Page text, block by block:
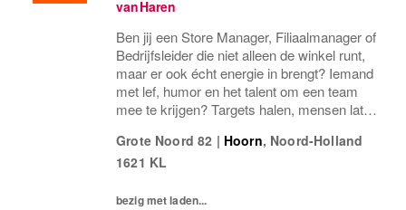
vanHaren
Ben jij een Store Manager, Filiaalmanager of
Bedrijfsleider die niet alleen de winkel runt,
maar er ook écht energie in brengt? Iemand
met lef, humor en het talent om een team
mee te krijgen? Targets halen, mensen laten
please! Dan zoeken wij jou.Bij...
Grote Noord 82 | Hoorn, Noord-Holland
1621 KL
bezig met laden...